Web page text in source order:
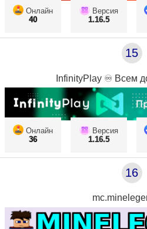
Онлайн
40
Версия
1.16.5
15
InfinityPlay ♾ Всем
Онлайн
36
Версия
1.16.5
16